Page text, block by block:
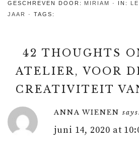
leuk voor de
GESCHREVEN DOOR: MIRIAM IN:
JAAR
TAGS:
42 THOUGHTS
ATELIER, VOOR
CREATIVITEIT
ANNA WIENEN
juni 14, 2020 at